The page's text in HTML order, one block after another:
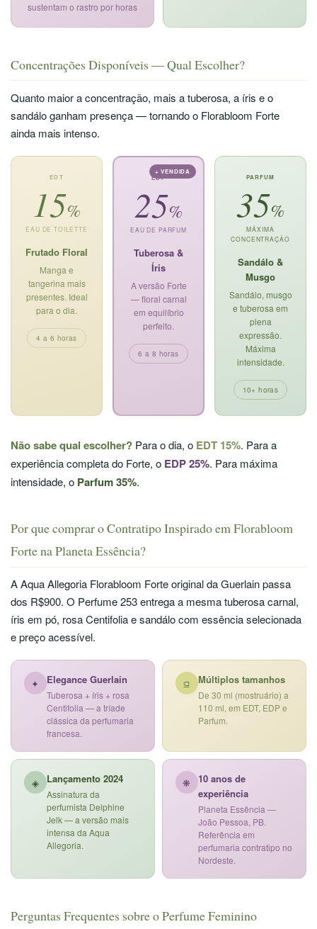
sustentam o rastro por horas
Concentrações Disponíveis — Qual Escolher?
Quanto maior a concentração, mais a tuberosa, a íris e o
sandálo ganham presença — tornando o Florabloom Forte
ainda mais intenso.
EDT
15%
EAU DE TOILETTE
Frutado Floral
Manga e
tangerina mais
presentes. Ideal
para o dia.
4 a 6 horas
+ VENDIDA
EDP
25%
EAU DE PARFUM
Tuberosa &
Íris
A versão Forte
— floral carnal
em equilíbrio
perfeito.
6 a 8 horas
PARFUM
35%
MÁXIMA
CONCENTRAÇÃO
Sandálo &
Musgo
Sandálo, musgo
e tuberosa em
plena
expressão.
Máxima
intensidade.
10+ horas
Não sabe qual escolher? Para o dia, o EDT 15%. Para a
experiência completa do Forte, o EDP 25%. Para máxima
intensidade, o Parfum 35%.
Por que comprar o Contratipo Inspirado em Florabloom
Forte na Planeta Essência?
A Aqua Allegoria Florabloom Forte original da Guerlain passa
dos R$900. O Perfume 253 entrega a mesma tuberosa carnal,
íris em pó, rosa Centifolia e sandálo com essência selecionada
e preço acessível.
✦ Elegance Guerlain
Tuberosa + íris + rosa
Centifolia — a tríade
clássica da perfumaria
francesa.
⫑ Múltiplos tamanhos
De 30 ml (mostruário) a
110 ml, em EDT, EDP e
Parfum.
◈ Lançamento 2024
Assinatura da
perfumista Delphine
Jelk — a versão mais
intensa da Aqua
Allegoria.
❋ 10 anos de
experiência
Planeta Essência —
João Pessoa, PB.
Referência em
perfumaria contratipo no
Nordeste.
Perguntas Frequentes sobre o Perfume Feminino